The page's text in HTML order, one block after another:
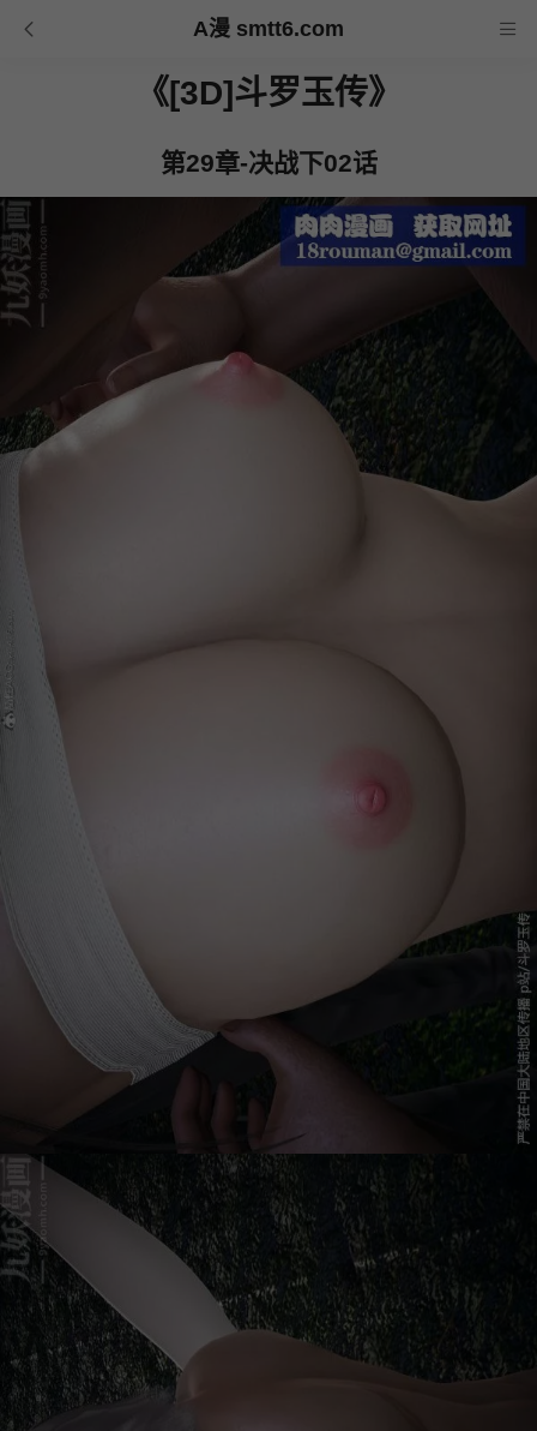
A漫 smtt6.com
《[3D]斗罗玉传》
第29章-决战下02话